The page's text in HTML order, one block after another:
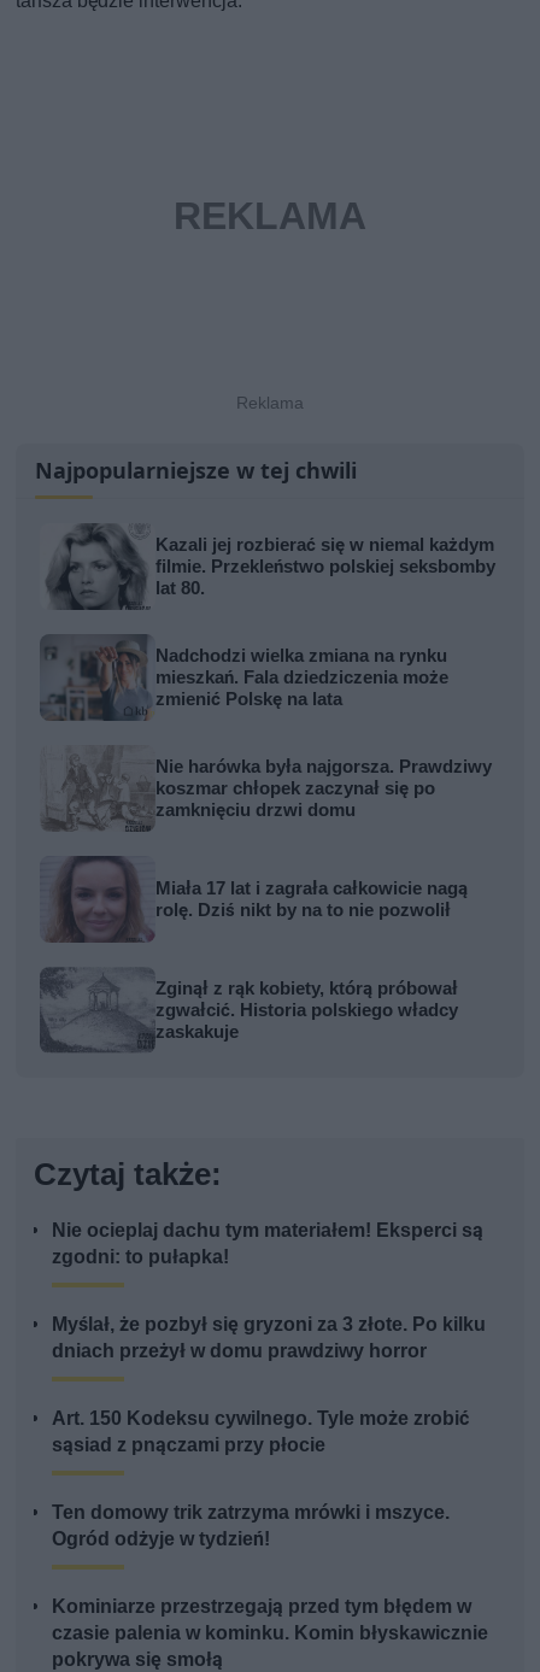
Najpopularniejsze w tej chwili
Kazali jej rozbierać się w niemal każdym
filmie. Przekleństwo polskiej seksbomby
lat 80.
Nadchodzi wielka zmiana na rynku
mieszkań. Fala dziedziczenia może
zmienić Polskę na lata
Nie harówka była najgorsza. Prawdziwy
koszmar chłopek zaczynał się po
zamknięciu drzwi domu
Miała 17 lat i zagrała całkowicie nagą
rolę. Dziś nikt by na to nie pozwolił
Zginął z rąk kobiety, którą próbował
zgwałcić. Historia polskiego władcy
zaskakuje
Czytaj także:
Nie ocieplaj dachu tym materiałem! Eksperci są
zgodni: to pułapka!
Myślał, że pozbył się gryzoni za 3 złote. Po kilku
dniach przeżył w domu prawdziwy horror
Art. 150 Kodeksu cywilnego. Tyle może zrobić
sąsiad z pnączami przy płocie
Ten domowy trik zatrzyma mrówki i mszyce.
Ogród odżyje w tydzień!
Kominiarze przestrzegają przed tym błędem w
czasie palenia w kominku. Komin błyskawicznie
pokrywa się smołą